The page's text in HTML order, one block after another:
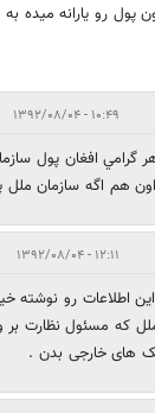
پول رو یارانه میده
۱۰:۴۹ - ۱۳۹۲/۰۸/۰۴
افغان پول
هم اگه سازمان ملل
۱۲:۱۱ - ۱۳۹۲/۰۸/۰۴
اطلاعات رو نوشته
که مسئول نظارت
های خارجی بدن .